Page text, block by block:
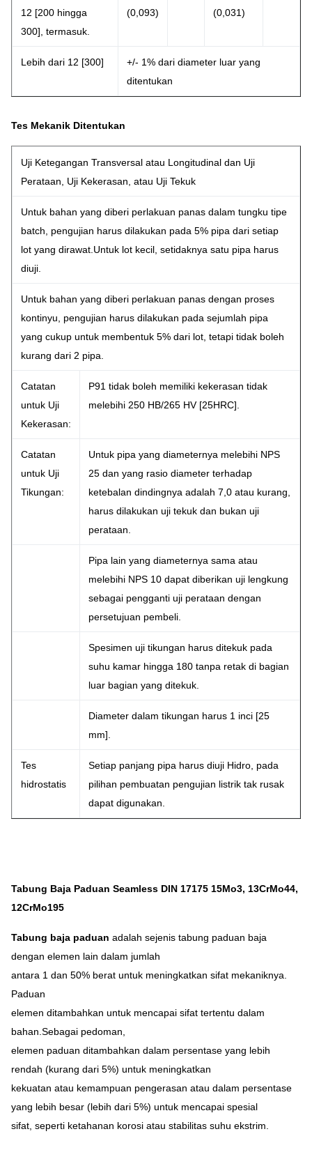
12 [200 hingga
300], termasuk.
(0,093)
(0,031)
Lebih dari 12 [300]
+/- 1% dari diameter luar yang
ditentukan
Tes Mekanik Ditentukan
Uji Ketegangan Transversal atau Longitudinal dan Uji
Perataan, Uji Kekerasan, atau Uji Tekuk
Untuk bahan yang diberi perlakuan panas dalam tungku tipe
batch, pengujian harus dilakukan pada 5% pipa dari setiap
lot yang dirawat.Untuk lot kecil, setidaknya satu pipa harus
diuji.
Untuk bahan yang diberi perlakuan panas dengan proses
kontinyu, pengujian harus dilakukan pada sejumlah pipa
yang cukup untuk membentuk 5% dari lot, tetapi tidak boleh
kurang dari 2 pipa.
Catatan
untuk Uji
Kekerasan:
P91 tidak boleh memiliki kekerasan tidak
melebihi 250 HB/265 HV [25HRC].
Catatan
untuk Uji
Tikungan:
Untuk pipa yang diameternya melebihi NPS
25 dan yang rasio diameter terhadap
ketebalan dindingnya adalah 7,0 atau kurang,
harus dilakukan uji tekuk dan bukan uji
perataan.
Pipa lain yang diameternya sama atau
melebihi NPS 10 dapat diberikan uji lengkung
sebagai pengganti uji perataan dengan
persetujuan pembeli.
Spesimen uji tikungan harus ditekuk pada
suhu kamar hingga 180 tanpa retak di bagian
luar bagian yang ditekuk.
Diameter dalam tikungan harus 1 inci [25
mm].
Tes
hidrostatis
Setiap panjang pipa harus diuji Hidro, pada
pilihan pembuatan pengujian listrik tak rusak
dapat digunakan.
Tabung Baja Paduan Seamless DIN 17175 15Mo3, 13CrMo44,
12CrMo195
Tabung baja paduan adalah sejenis tabung paduan baja
dengan elemen lain dalam jumlah
antara 1 dan 50% berat untuk meningkatkan sifat mekaniknya.
Paduan
elemen ditambahkan untuk mencapai sifat tertentu dalam
bahan.Sebagai pedoman,
elemen paduan ditambahkan dalam persentase yang lebih
rendah (kurang dari 5%) untuk meningkatkan
kekuatan atau kemampuan pengerasan atau dalam persentase
yang lebih besar (lebih dari 5%) untuk mencapai spesial
sifat, seperti ketahanan korosi atau stabilitas suhu ekstrim.